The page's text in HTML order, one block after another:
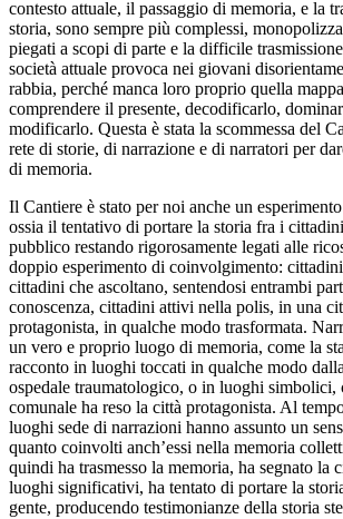
contesto attuale, il passaggio di memoria, e la
storia, sono sempre più complessi,
piegati a scopi di parte e la difficile
società attuale provoca nei giovani
rabbia, perché manca loro proprio quella
comprendere il presente, decodificarlo,
modificarlo. Questa è stata la scommessa del
rete di storie, di narrazione e di narratori per
di memoria.
Il Cantiere è stato per noi anche un
ossia il tentativo di portare la storia fra i
pubblico restando rigorosamente legati alle
doppio esperimento di coinvolgimento:
cittadini che ascoltano, sentendosi entrambi
conoscenza, cittadini attivi nella polis, in una
protagonista, in qualche modo trasformata.
un vero e proprio luogo di memoria, come la
racconto in luoghi toccati in qualche modo
ospedale traumatologico, o in luoghi simbolici,
comunale ha reso la città protagonista. Al
luoghi sede di narrazioni hanno assunto un
quanto coinvolti anch’essi nella memoria
quindi ha trasmesso la memoria, ha segnato la
luoghi significativi, ha tentato di portare la
gente, producendo testimonianze della storia